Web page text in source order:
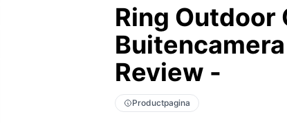
Ring Outdoor
Review -
Productpagina